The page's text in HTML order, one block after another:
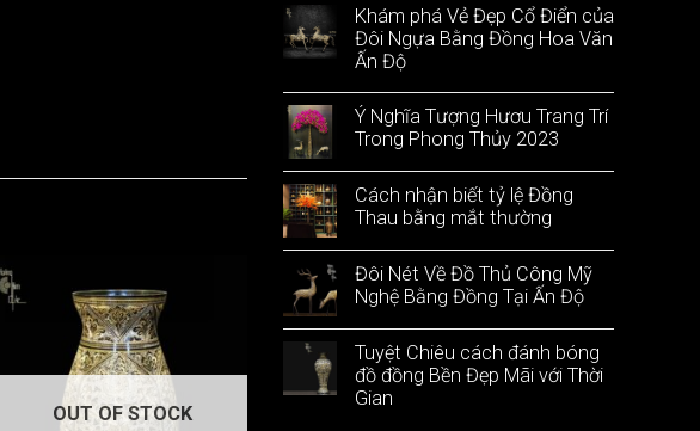
OUT OF STOCK
Khám phá Vẻ Đẹp Cổ Điển của
Đôi Ngựa Bằng Đồng Hoa Văn
Ấn Độ
Ý Nghĩa Tượng Hươu Trang Trí
Trong Phong Thủy 2023
Cách nhận biết tỷ lệ Đồng
Thau bằng mắt thường
Đôi Nét Về Đồ Thủ Công Mỹ
Nghệ Bằng Đồng Tại Ấn Độ
Tuyệt Chiêu cách đánh bóng
đồ đồng Bền Đẹp Mãi với Thời
Gian